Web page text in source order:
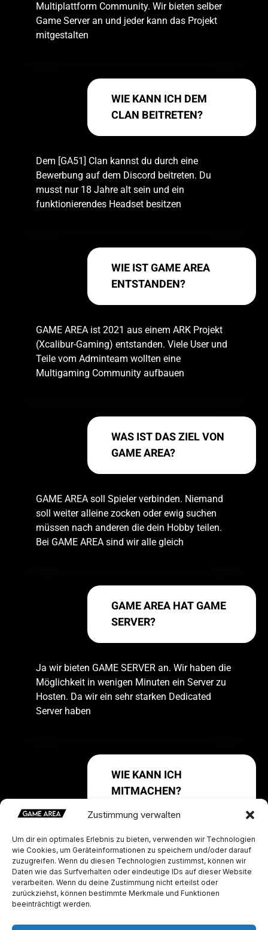
Zustimmung verwalten
Um dir ein optimales Erlebnis zu bieten, verwenden wir Technologien
wie Cookies, um Geräteinformationen zu speichern und/oder darauf
zuzugreifen. Wenn du diesen Technologien zustimmst, können wir
Daten wie das Surfverhalten oder eindeutige IDs auf dieser Website
verarbeiten. Wenn du deine Zustimmung nicht erteilst oder
zurückziehst, können bestimmte Merkmale und Funktionen
beeinträchtigt werden.
Multiplattform Community. Wir bieten selber
Game Server an und jeder kann das Projekt
mitgestalten
WIE KANN ICH DEM
CLAN BEITRETEN?
Dem [GA51] Clan kannst du durch eine
Bewerbung auf dem Discord beitreten. Du
musst nur 18 Jahre alt sein und ein
funktionierendes Headset besitzen
WIE IST GAME AREA
ENTSTANDEN?
GAME AREA ist 2021 aus einem ARK Projekt
(Xcalibur-Gaming) entstanden. Viele User und
Teile vom Adminteam wollten eine
Multigaming Community aufbauen
WAS IST DAS ZIEL VON
GAME AREA?
GAME AREA soll Spieler verbinden. Niemand
soll weiter alleine zocken oder ewig suchen
müssen nach anderen die dein Hobby teilen.
Bei GAME AREA sind wir alle gleich
GAME AREA HAT GAME
SERVER?
Ja wir bieten GAME SERVER an. Wir haben die
Möglichkeit in wenigen Minuten ein Server zu
Hosten. Da wir ein sehr starken Dedicated
Server haben
WIE KANN ICH
MITMACHEN?
Tritt dem Discord bei und schon bist du ein
Teil von GAME AREA. So einfach ist das.
Beteilige dich im SprachChat und in den
Channeln